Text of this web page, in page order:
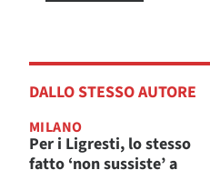
DALLO STESSO AUTORE
MILANO
Per i Ligresti, lo stesso
fatto ‘non sussiste’ a